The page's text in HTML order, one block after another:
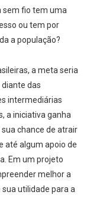
sem fio tem uma
ou tem por
a população?
a meta seria
das
intermediárias
a iniciativa ganha
chance de atrair
até algum apoio de
Em um projeto
melhor a
utilidade para a